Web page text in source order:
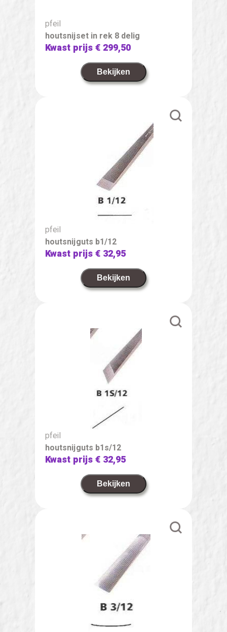
pfeil
houtsnijset in rek 8 delig
Kwast prijs€ 299,50
Bekijken
pfeil
houtsnijguts b1/12
Kwast prijs€ 32,95
Bekijken
pfeil
houtsnijguts b1s/12
Kwast prijs€ 32,95
Bekijken